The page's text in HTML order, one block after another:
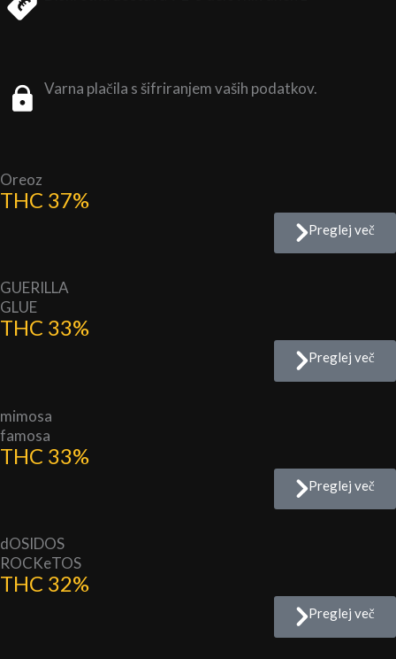
Varna plačila s šifriranjem vaših podatkov.
Oreoz
THC 37%
Preglej več
GUERILLA
GLUE
THC 33%
Preglej več
mimosa
famosa
THC 33%
Preglej več
dOSIDOS
ROCKeTOS
THC 32%
Preglej več